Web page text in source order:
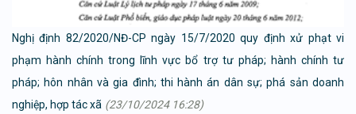
Nghị định 82/2020/NĐ-CP ngày 15/7/2020 quy định xử phạt vi
phạm hành chính trong lĩnh vực bổ trợ tư pháp; hành chính tư
pháp; hôn nhân và gia đình; thi hành án dân sự; phá sản doanh
nghiệp, hợp tác xã (23/10/2024 16:28)